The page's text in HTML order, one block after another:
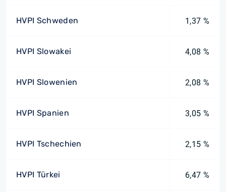
HVPI Schweden 1,37 %
HVPI Slowakei 4,08 %
HVPI Slowenien 2,08 %
HVPI Spanien 3,05 %
HVPI Tschechien 2,15 %
HVPI Türkei 6,47 %